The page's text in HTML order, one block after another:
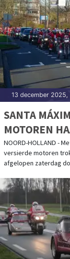
13 december 2025,
SANTA
MOTOREN
VOOR ZIEKE
NOORD-HOLLAND -
versierde motoren
afgelopen zaterdag